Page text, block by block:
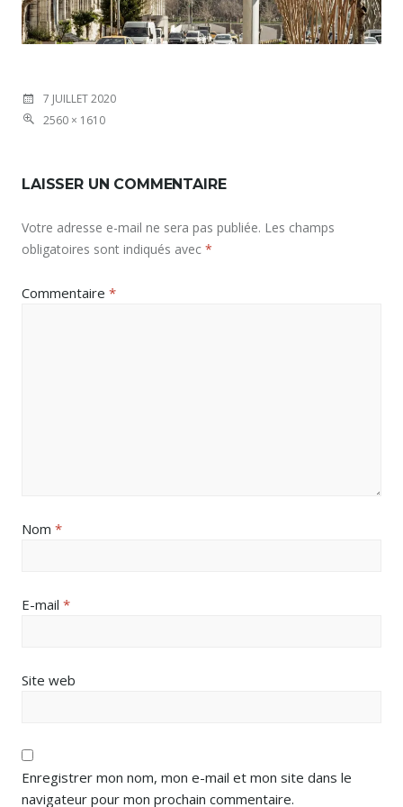
7 JUILLET 2020
2560 × 1610
LAISSER UN COMMENTAIRE
Votre adresse e-mail ne sera pas publiée. Les champs
obligatoires sont indiqués avec *
Commentaire *
Nom *
E-mail *
Site web
Enregistrer mon nom, mon e-mail et mon site dans le
navigateur pour mon prochain commentaire.